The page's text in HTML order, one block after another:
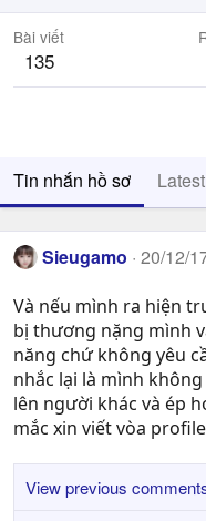
Bài viết
135
Tin nhắn hồ sơ
Sieugamo 20/12/
Và nếu mình ra hiện
bị thương nặng mình
năng chứ không yêu
nhắc lại là mình
lên người khác và ép
mắc xin viết vòa
View previous